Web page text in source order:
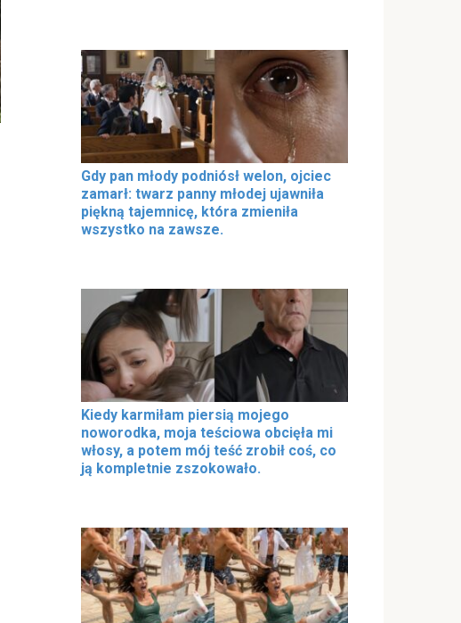
Gdy pan młody podniósł welon, ojciec
zamarł: twarz panny młodej ujawniła
piękną tajemnicę, która zmieniła
wszystko na zawsze.
Kiedy karmiłam piersią mojego
noworodka, moja teściowa obcięła mi
włosy, a potem mój teść zrobił coś, co
ją kompletnie zszokowało.